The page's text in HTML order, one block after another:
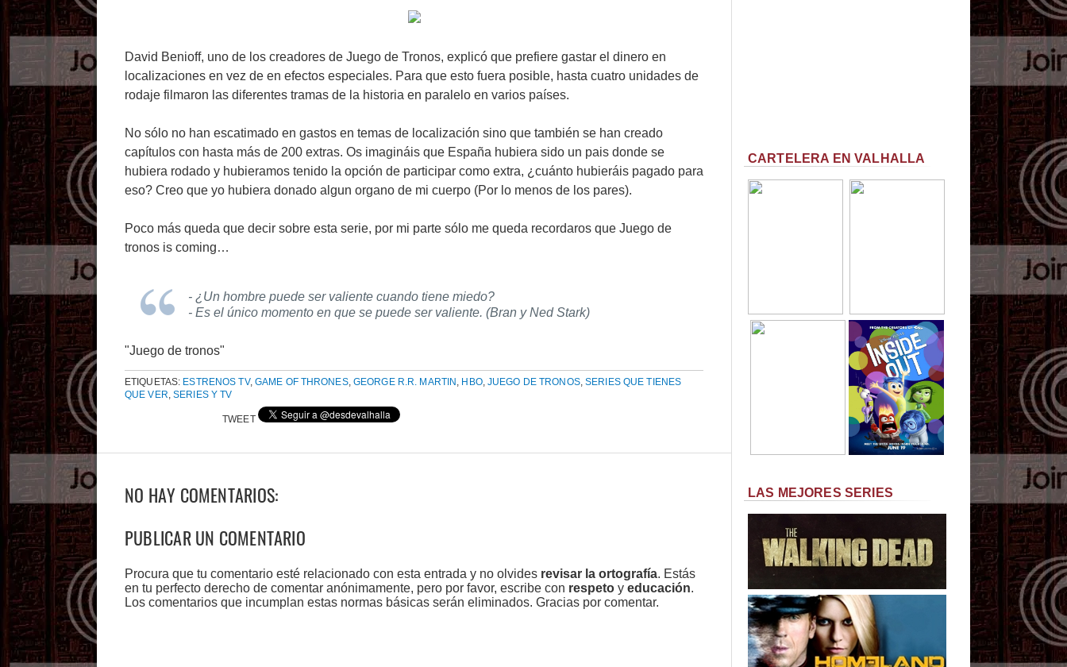
David Benioff, uno de los creadores de Juego de Tronos, explicó que prefiere gastar el dinero en
localizaciones en vez de en efectos especiales. Para que esto fuera posible, hasta cuatro unidades de
rodaje filmaron las diferentes tramas de la historia en paralelo en varios países.
No sólo no han escatimado en gastos en temas de localización sino que también se han creado
capítulos con hasta más de 200 extras. Os imagináis que España hubiera sido un pais donde se
hubiera rodado y hubieramos tenido la opción de participar como extra, ¿cuánto hubieráis pagado para
eso? Creo que yo hubiera donado algun organo de mi cuerpo (Por lo menos de los pares).
Poco más queda que decir sobre esta serie, por mi parte sólo me queda recordaros que Juego de
tronos is coming…
- ¿Un hombre puede ser valiente cuando tiene miedo?
- Es el único momento en que se puede ser valiente. (Bran y Ned Stark)
"Juego de tronos"
ETIQUETAS: ESTRENOS TV, GAME OF THRONES, GEORGE R.R. MARTIN HBO,JUEGO DE TRONOS,SERIES QUE TIENES
QUE VER ,SERIES Y TV
TWEET
NO HAY COMENTARIOS:
PUBLICAR UN COMENTARIO
Procura que tu comentario esté relacionado con esta entrada y no olvides revisar la ortografía. Estás
en tu perfecto derecho de comentar anónimamente, pero por favor, escribe con respeto y educación.
Los comentarios que incumplan estas normas básicas serán eliminados. Gracias por comentar.
CARTELERA EN VALHALLA
LAS MEJORES SERIES